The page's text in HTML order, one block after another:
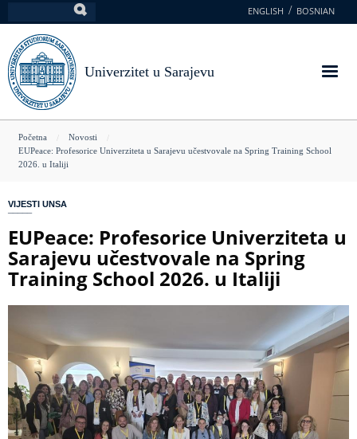
na
glavni
sadržaj
ENGLISH BOSNIAN
Univerzitet u Sarajevu
You
are
Početna
Novosti
EUPeace: Profesorice Univerziteta u Sarajevu učestvovale na Spring Training School
2026. u Italiji
VIJESTI UNSA
EUPeace: Profesorice Univerziteta u
Sarajevu učestvovale na Spring
Training School 2026. u Italiji